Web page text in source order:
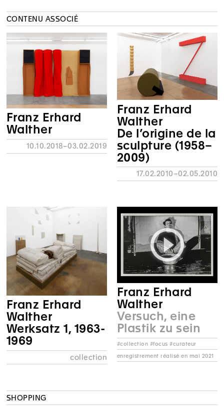
CONTENU ASSOCIÉ
Franz Erhard
Walther
10.10.2018–03.02.2019
Franz Erhard
Walther
De l’origine de la
sculpture (1958–
2009)
17.02.2010–02.05.2010
Franz Erhard
Walther
Werksatz 1, 1963-
1969
collection
Franz Erhard
Walther
Versuch, eine
Plastik zu sein
#collection #focus #curateur
enregistrement réalisé en mai 2021
SHOPPING